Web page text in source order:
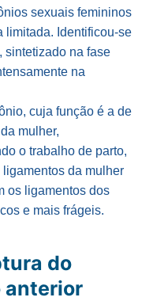
sexuais femininos
limitada. Identificou-se
sintetizado na fase
na
cuja função é a de
mulher,
o trabalho de parto,
da mulher
os ligamentos dos
e mais frágeis.
do
anterior